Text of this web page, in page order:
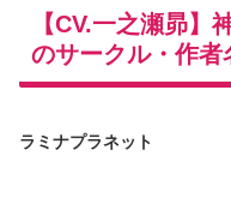
【CV.一之瀬昴】
のサークル・作者
ラミナプラネット